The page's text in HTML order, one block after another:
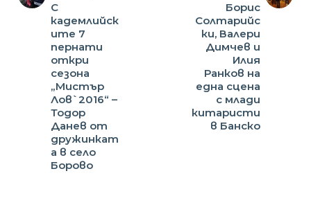
С
кадемлийск
ите 7
пернати
откри
сезона
„Мистър
Лов`2016“ –
Тодор
Данев от
дружинкат
а в село
Борово
Борис
Солтарийс
ки, Валери
Димчев и
Илия
Ранков на
една сцена
с млади
китаристи
в Банско